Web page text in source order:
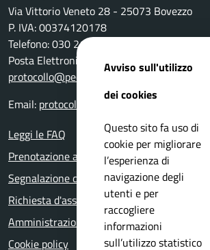
Via Vittorio Veneto 28 - 25073 Bovezzo
P. IVA: 00374120178
Telefono: 030 2111 211
Posta Elettronica Certificata:
protocollo@pec.comune.bovezzo.bs.it
Email: protocollo@comune.bovezzo.bs.it
Leggi le FAQ
Prenotazione appuntamento
Segnalazione disservizio
Richiesta d'assistenza
Amministrazione trasparente
Cookie policy
Avviso sull'utilizzo
dei cookies
Questo sito fa uso di
cookie per migliorare
l’esperienza di
navigazione degli
utenti e per
raccogliere
informazioni
sull’utilizzo statistico